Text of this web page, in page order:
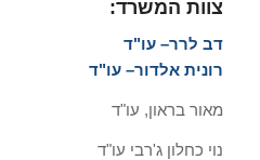
צוות המשרד:
דב לרר– עו"ד
רונית אלדור– עו"ד
מאור בראון, עו"ד
נוי כחלון ג'רבי עו"ד